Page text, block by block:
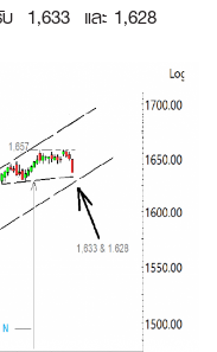
1,633 และ 1,628